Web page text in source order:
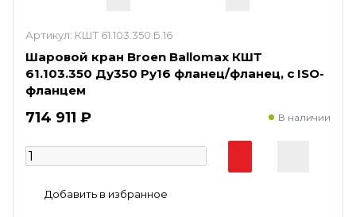
Артикул: КШТ 61.103.350.Б.16
Шаровой кран Broen Ballomax КШТ
61.103.350 Ду350 Ру16 фланец/фланец, с ISO-
фланцем
714 911 ₽ В наличии